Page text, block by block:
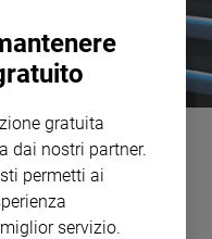
raccontato dal
gratuita
dai nostri partner.
permetti ai
servizio.